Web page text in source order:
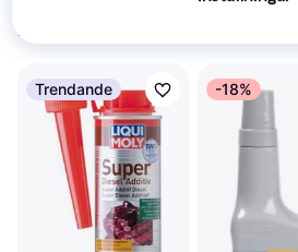
Vi har plockat fram ett urval av
Trendande -18%